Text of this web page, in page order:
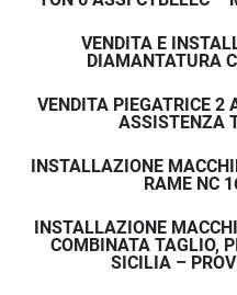
VENDITA E
DIAMANTATURA
VENDITA PIEGATRICE 2
ASSISTENZA
INSTALLAZIONE
RAME NC
INSTALLAZIONE
COMBINATA TAGLIO,
SICILIA –